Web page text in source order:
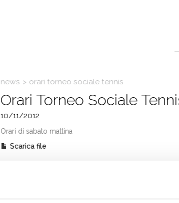
news > orari torneo sociale tennis
Orari Torneo Sociale
10/11/2012
Orari di sabato mattina
Scarica file